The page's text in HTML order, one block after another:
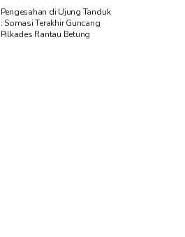
Pengesahan di Ujung Tanduk
: Somasi Terakhir Guncang
Pilkades Rantau Betung